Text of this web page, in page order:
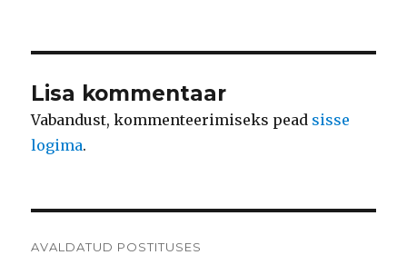
Lisa kommentaar
Vabandust, kommenteerimiseks pead sisse
logima.
AVALDATUD POSTITUSES